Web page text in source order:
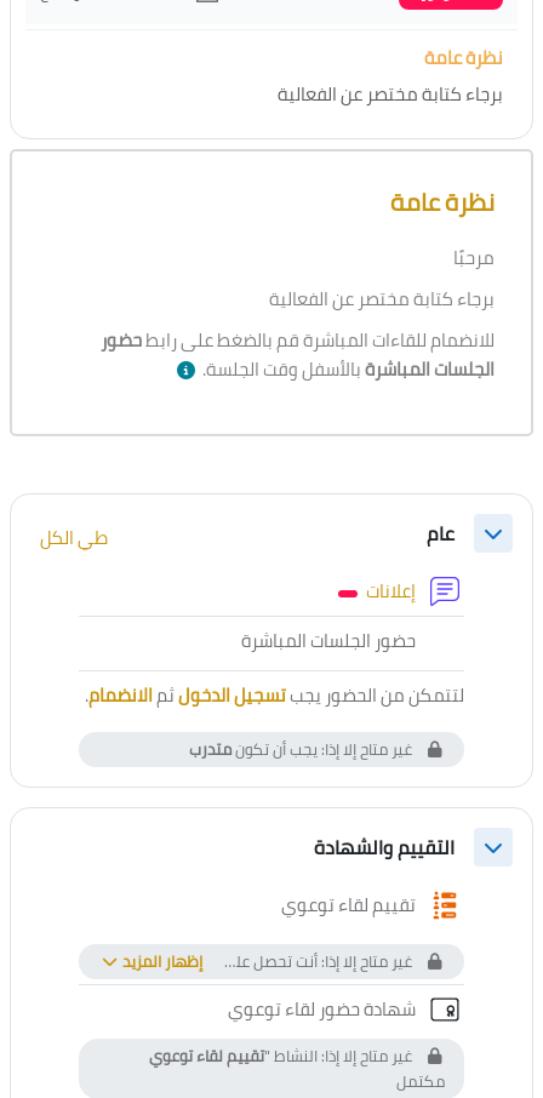
نظرة عامة
برجاء كتابة مختصر عن الفعالية
تجاوز [Cocoon] نظرة عامة على الدورة
نظرة عامة
مرحبًا
برجاء كتابة مختصر عن الفعالية
للانضمام للقاءات المباشرة قم بالضغط على رابطحضور
الجلسات المباشرةبالأسفل وقت الجلسة.
الخطوط العريضة للقسم
طي عام
طي الكل
إعلانات منتدى
حضور الجلسات المباشرةأداة خارجية
لتتمكن من الحضور يجبتسجيل الدخولثمالانضمام.
غير متاح إلا إذا: يجب أن تكونمتدرب
طي التقييم والشهادة
تقييم لقاء توعوياستبيان
إظهار المزيد غير متاح إلا إذا: أنت تحصل على أعلى من درجة معينة في
شهادة حضور لقاء توعويالشهادة المخصصة
غير متاح إلا إذا: النشاط "تقييم لقاء توعوي
مكتمل